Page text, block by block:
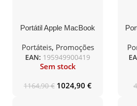
Portátil Apple MacBook
GPU 8 Cores / 16GB
RAM / 256GB SSD /
13.6″ Midnight
Portáteis, Promoções
EAN: 195949900419
Sem stock
1164,90€ 1024,90 €